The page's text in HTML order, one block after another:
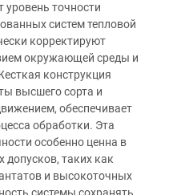
уровень точности
систем тепловой
корректируют
окружающей среды и
конструкция
высшего сорта и
обеспечивает
обработки. Эта
особенно ценна в
таких как
и высокоточных